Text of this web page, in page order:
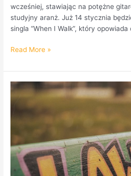
wcześniej, stawiając na potężne
studyjny aranż. Już 14 stycznia
singla “When I Walk”, który
Read More »
”
Ławki
z
utworem.
Teledysk
5.12.